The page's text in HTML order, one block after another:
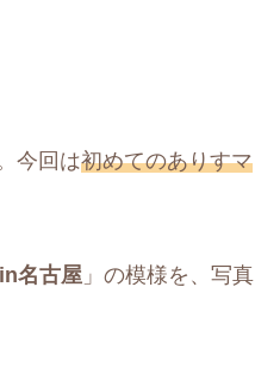
今回は初めてのありすマ
名古屋 」の模様を、写真